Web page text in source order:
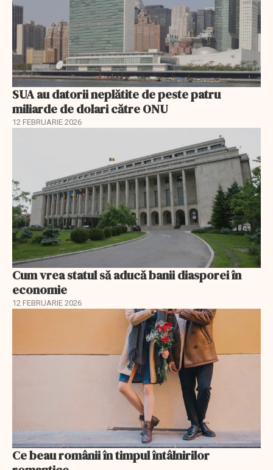
SUA au datorii neplătite de peste patru
miliarde de dolari către ONU
12 FEBRUARIE 2026
Cum vrea statul să aducă banii diasporei în
economie
12 FEBRUARIE 2026
Ce beau românii în timpul întâlnirilor